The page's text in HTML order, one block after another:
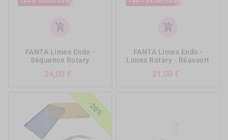
add_shopping_cart
FANTA Limes Endo -
Séquence Rotary
24,00 €
add_shopping_cart
FANTA Limes Endo -
Limes Rotary - Réassort
21,00 €
-20%